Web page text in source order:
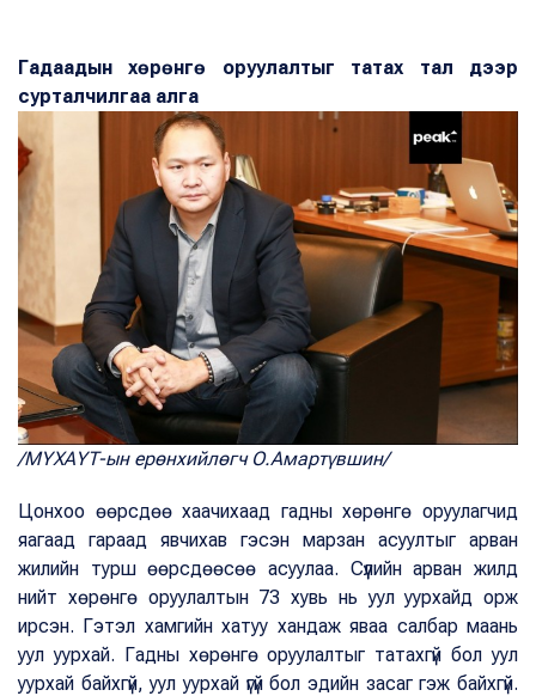
Гадаадын хөрөнгө оруулалтыг татах тал дээр
сурталчилгаа алга
/МҮХАҮТ-ын ерөнхийлөгч О.Амартүвшин/
Цонхоо өөрсдөө хаачихаад гадны хөрөнгө оруулагчид
яагаад гараад явчихав гэсэн марзан асуултыг арван
жилийн турш өөрсдөөсөө асуулаа. Сүүлийн арван жилд
нийт хөрөнгө оруулалтын 73 хувь нь уул уурхайд орж
ирсэн. Гэтэл хамгийн хатуу хандаж яваа салбар маань
уул уурхай. Гадны хөрөнгө оруулалтыг татахгүй бол уул
уурхай байхгүй, уул уурхай үгүй бол эдийн засаг гэж байхгүй.